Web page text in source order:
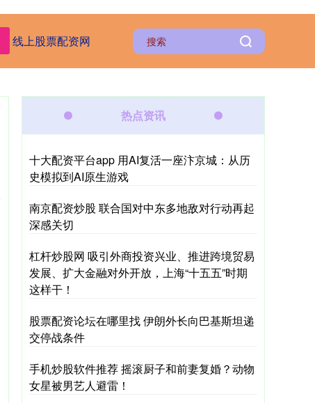
线上股票配资网
热点资讯
十大配资平台app 用AI复活一座汴京城：从历
史模拟到AI原生游戏
南京配资炒股 联合国对中东多地敌对行动再起
深感关切
杠杆炒股网 吸引外商投资兴业、推进跨境贸易
发展、扩大金融对外开放，上海“十五五”时期
这样干！
股票配资论坛在哪里找 伊朗外长向巴基斯坦递
交停战条件
手机炒股软件推荐 摇滚厨子和前妻复婚？动物
女星被男艺人避雷！